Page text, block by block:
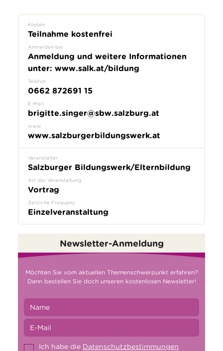
Kosten
Teilnahme kostenfrei
Anmelden bei
Anmeldung und weitere Informationen
unter: www.salk.at/bildung
Telefon
0662 872691 15
E-Mail
brigitte.singer@sbw.salzburg.at
www
www.salzburgerbildungswerk.at
Veranstalter
Salzburger Bildungswerk/Elternbildung
Art der Veranstaltung
Vortrag
Zeitliche Frequenz
Einzelveranstaltung
Newsletter-Anmeldung
Möchten Sie vom aktuellen Themenschwerpunkt erfahren?
Dann bestellen Sie doch unseren kostenlosen Newsletter!
Ich habe die Datenschutzbestimmungen